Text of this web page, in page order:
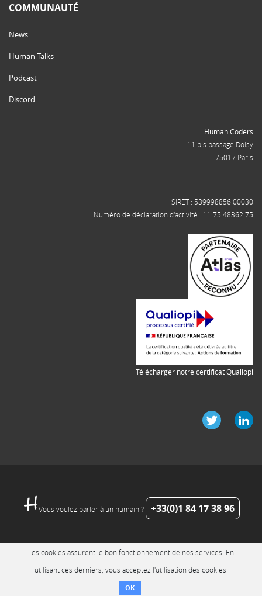
COMMUNAUTÉ
News
Human Talks
Podcast
Discord
Human Coders
11 bis passage Doisy
75017 Paris
SIRET : 539998856 00030
Numéro de déclaration d'activité : 11 75 48362 75
Télécharger notre certificat Qualiopi
Vous voulez parler à un humain ? +33(0)1 84 17 38 96
Les cookies assurent le bon fonctionnement de nos services. En
utilisant ces derniers, vous acceptez l'utilisation des cookies.
OK